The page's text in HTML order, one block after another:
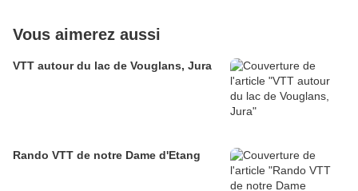
Vous aimerez aussi
VTT autour du lac de Vouglans, Jura
Rando VTT de notre Dame d'Etang